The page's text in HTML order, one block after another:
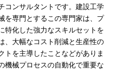
コンサルタントです。建設工学
を専門とするこの専門家は、プ
特化した強力なスキルセットを
、大幅なコスト削減と生産性の
トを主導したことなどがありま
機械プロセスの自動化で重要な